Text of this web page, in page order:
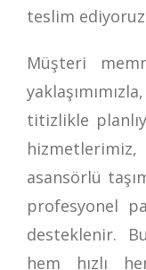
teslim
Müşteri
titizlikle
asansörlü
profesyonel
desteklenir.
hem hızlı